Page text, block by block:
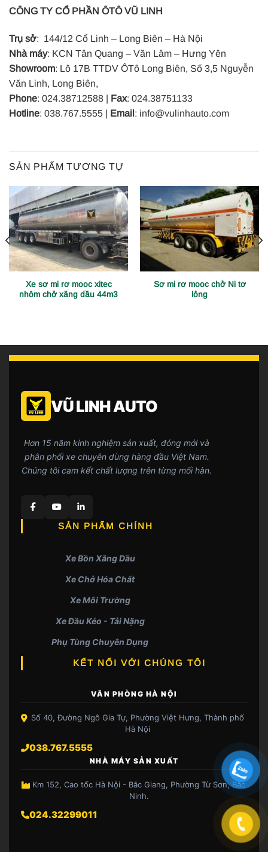
CÔNG TY CỔ PHẦN ÔTÔ VŨ LINH
Trụ sở: 144/12 Cổ Linh – Long Biên – Hà Nội
Nhà máy: KCN Tân Quang – Văn Lâm – Hưng Yên
Showroom: Lô 17B TTDV ÔTô Long Biên, Số 3,5 Nguyễn
Văn Linh, Long Biên,
Phone: 024.38712588 | Fax: 024.38751133
Hotline: 038.767.5555 | Email : info@vulinhauto.com
SẢN PHẨM TƯƠNG TỰ
Xe sơ mi rơ mooc xitec
nhôm chở xăng dầu 44m3
Sơ mi rơ mooc chở Ni tơ
lỏng
VŨ LINH AUTO
Hơn 15 năm kinh nghiệm sản xuất, đóng mới và
phân phối xe chuyên dùng hàng đầu Việt Nam.
Chúng tôi cam kết chất lượng trên từng mối hàn.
SẢN PHẨM CHÍNH
Xe Bồn Xăng Dầu
Xe Chở Hóa Chất
Xe Môi Trường
Xe Đầu Kéo - Tải Nặng
Phụ Tùng Chuyên Dụng
KẾT NỐI VỚI CHÚNG TÔI
VĂN PHÒNG HÀ NỘI
Số 40, Đường Ngô Gia Tự, Phường Việt Hưng, Thành phố
Hà Nội
038.767.5555
NHÀ MÁY SẢN XUẤT
Km 152, Cao tốc Hà Nội - Bắc Giang, Phường Từ Sơn, Bắc
Ninh.
024.32299011